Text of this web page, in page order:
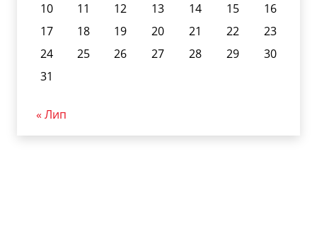
10
11 12 13 14 15
16
17
18 19 20 21 22
23
24
25 26 27 28 29
30
31
« Лип